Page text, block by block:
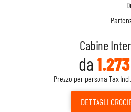
Cabine
da
Prezzo per persona Tax
DETTAGLI